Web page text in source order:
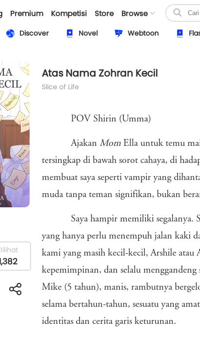
Premium Kompetisi Store Browse
Discover Novel Webtoon
Atas Nama Zohran Kecil
Slice of Life
POV Shirin (Umma)
Ajakan Mom Ella untuk temu
tersingkap di bawah sorot cahaya, di
membuat saya seperti vampir yang
muda tanpa teman signifikan, bukan
Saya hampir memiliki segalanya.
yang hanya perlu menempuh jalan kaki
kami yang masih kecil-kecil, Arshile atau
kepemimpinan, dan selalu
Mike (5 tahun), manis, rambutnya
selama bertahun-tahun, sesuatu yang
identitas dan cerita garis keturunan.